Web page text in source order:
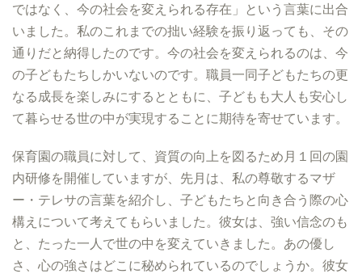
ではなく、今の社会を変えられる存在」という言葉に出合
いました。私のこれまでの拙い経験を振り返っても、その
通りだと納得したのです。今の社会を変えられるのは、今
の子どもたちしかいないのです。職員一同子どもたちの更
なる成長を楽しみにするとともに、子どもも大人も安心し
て暮らせる世の中が実現することに期待を寄せています。
保育園の職員に対して、資質の向上を図るため月１回の園
内研修を開催していますが、先月は、私の尊敬するマザ
ー・テレサの言葉を紹介し、子どもたちと向き合う際の心
構えについて考えてもらいました。彼女は、強い信念のも
と、たった一人で世の中を変えていきました。あの優し
さ、心の強さはどこに秘められているのでしょうか。彼女